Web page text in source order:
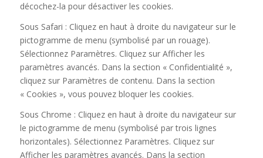
décochez-la pour désactiver les cookies.
Sous Safari : Cliquez en haut à droite du navigateur sur le
pictogramme de menu (symbolisé par un rouage).
Sélectionnez Paramètres. Cliquez sur Afficher les
paramètres avancés. Dans la section « Confidentialité »,
cliquez sur Paramètres de contenu. Dans la section
« Cookies », vous pouvez bloquer les cookies.
Sous Chrome : Cliquez en haut à droite du navigateur sur
le pictogramme de menu (symbolisé par trois lignes
horizontales). Sélectionnez Paramètres. Cliquez sur
Afficher les paramètres avancés. Dans la section